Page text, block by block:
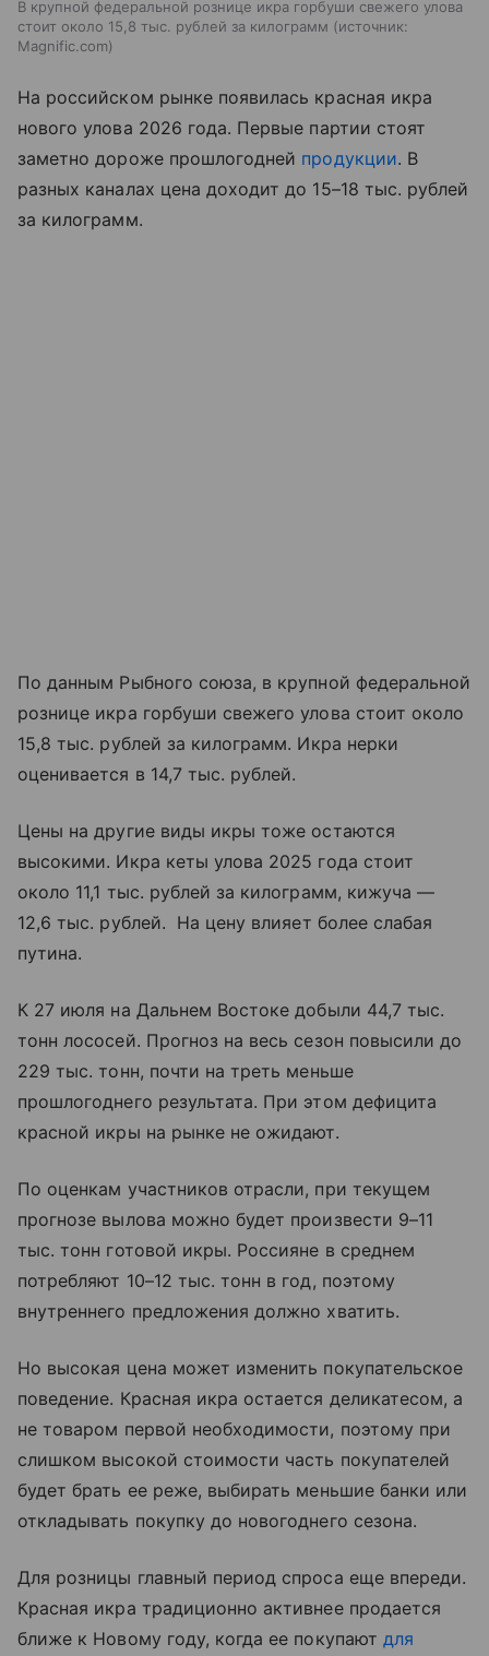
В крупной федеральной рознице икра горбуши свежего улова
стоит около 15,8 тыс. рублей за килограмм
источник:
Magnific.com
На российском рынке появилась красная икра
нового улова 2026 года. Первые партии стоят
заметно дороже прошлогодней продукции. В
разных каналах цена доходит до 15–18 тыс. рублей
за килограмм.
По данным Рыбного союза, в крупной федеральной
рознице икра горбуши свежего улова стоит около
15,8 тыс. рублей за килограмм. Икра нерки
оценивается в 14,7 тыс. рублей.
Цены на другие виды икры тоже остаются
высокими. Икра кеты улова 2025 года стоит
около 11,1 тыс. рублей за килограмм, кижуча —
12,6 тыс. рублей. На цену влияет более слабая
путина.
К 27 июля на Дальнем Востоке добыли 44,7 тыс.
тонн лососей. Прогноз на весь сезон повысили до
229 тыс. тонн, почти на треть меньше
прошлогоднего результата. При этом дефицита
красной икры на рынке не ожидают.
По оценкам участников отрасли, при текущем
прогнозе вылова можно будет произвести 9–11
тыс. тонн готовой икры. Россияне в среднем
потребляют 10–12 тыс. тонн в год, поэтому
внутреннего предложения должно хватить.
Но высокая цена может изменить покупательское
поведение. Красная икра остается деликатесом, а
не товаром первой необходимости, поэтому при
слишком высокой стоимости часть покупателей
будет брать ее реже, выбирать меньшие банки или
откладывать покупку до новогоднего сезона.
Для розницы главный период спроса еще впереди.
Красная икра традиционно активнее продается
ближе к Новому году, когда ее покупают для